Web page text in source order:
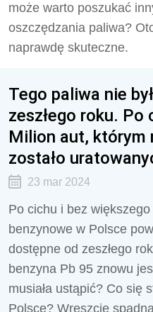
może warto poszukać
oszczędzania paliwa?
naprawdę skuteczne.
Tego paliwa nie
zeszłego roku. Po
Milion aut, którym
zostało
23 mar 2024
Po cichu i bez większego
benzynowe w Polsce
dostępne od zeszłego
benzyna Pb 95 znowu
musiała ustąpić? Co się
Polsce? Wreszcie